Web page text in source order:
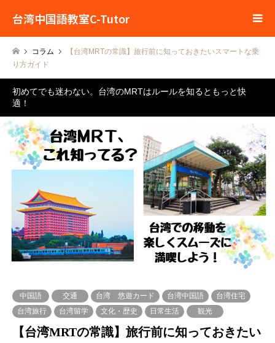
台湾中国語教室C-Tutor
コラム
【台湾MRTの常識】旅行前に知っておきたいスマートな乗
り方ガイド
初めてでも迷わない。台湾のMRTはルールを知るともっと快
適！
中国語 交通 台湾 悠遊カード 台湾中国語
台湾住宅
台湾旅行
台湾留学 文化・歴史 日常生活 観光
【台湾MRTの常識】旅行前に知っておきたい